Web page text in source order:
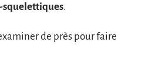
squelettiques.
de près pour faire